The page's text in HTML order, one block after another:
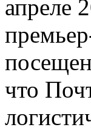
апреле
что